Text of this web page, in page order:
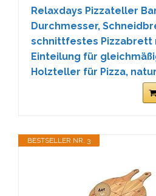
Relaxdays Pizzateller
Durchmesser,
schnittfestes Pizzabrett
Einteilung für
Holzteller für Pizza,
BESTSELLER NR. 3